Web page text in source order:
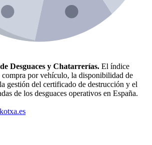
Desguaces y Chatarrerías. El índice
por vehículo, la disponibilidad de
gestión del certificado de destrucción y el
de los desguaces operativos en España.